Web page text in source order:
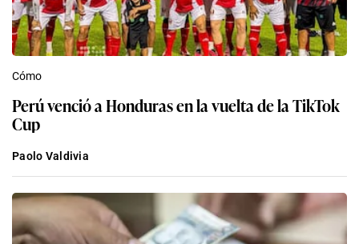
Cómo
Perú venció a Honduras en la vuelta de la TikTok
Cup
Paolo Valdivia